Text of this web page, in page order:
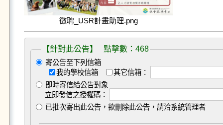
徵聘_USR計畫助理.png
【針對此公告】 點擊數：468
寄公告至下列信箱
我的學校信箱
其它信箱：
即時寄信給公告對象
立即發信之授權碼：
已批次寄出此公告，欲刪除此公告，請洽系統管理者